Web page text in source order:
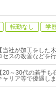
転勤なし 学
【当社が加工をした
セスの改善などを行
【20～30代の若手
ャリア等で優遇し